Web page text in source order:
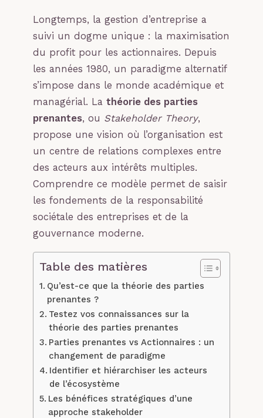
Longtemps, la gestion d’entreprise a
suivi un dogme unique : la maximisation
du profit pour les actionnaires. Depuis
les années 1980, un paradigme alternatif
s’impose dans le monde académique et
managérial. La théorie des parties
prenantes, ou Stakeholder Theory,
propose une vision où l’organisation est
un centre de relations complexes entre
des acteurs aux intérêts multiples.
Comprendre ce modèle permet de saisir
les fondements de la responsabilité
sociétale des entreprises et de la
gouvernance moderne.
Table des matières
Qu’est-ce que la théorie des parties
prenantes ?
Testez vos connaissances sur la
théorie des parties prenantes
Parties prenantes vs Actionnaires : un
changement de paradigme
Identifier et hiérarchiser les acteurs
de l’écosystème
Les bénéfices stratégiques d’une
approche stakeholder